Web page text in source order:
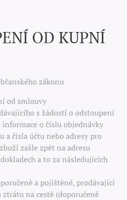
OD KUPNÍ
zákonu
od smlouvy
s žádostí o odstoupení
o číslu objednávky
a čísla účtu nebo adresy pro
zašle zpět na adresu
a to za následujících
a pojištěné, prodávající
na cestě (doporučeně